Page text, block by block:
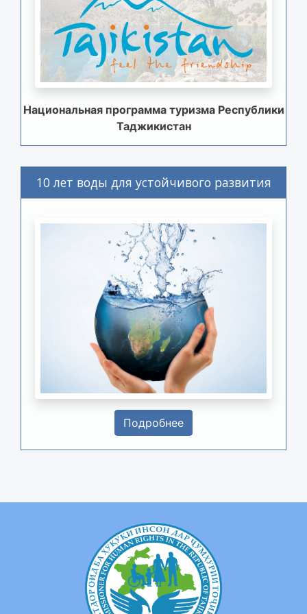
Национальная программа туризма Республики
Таджикистан
10 лет воды для устойчивого развития
Подробнее